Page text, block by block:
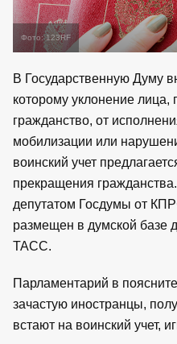
Фото: 123RF
В Государственную Думу
которому уклонение лица,
гражданство, от
мобилизации или
воинский учет
прекращения
депутатом Госдумы от
размещен в думской базе
ТАСС.
Парламентарий в
зачастую иностранцы,
встают на воинский учет,